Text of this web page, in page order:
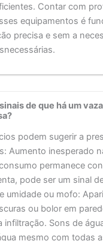
Contar com
equipamentos é
precisa e sem a
de que há um
podem sugerir a
Aumento inesperado
permanece
pode ser um sinal
umidade ou mofo:
ou bolor em
infiltração. Sons de
mesmo com todas